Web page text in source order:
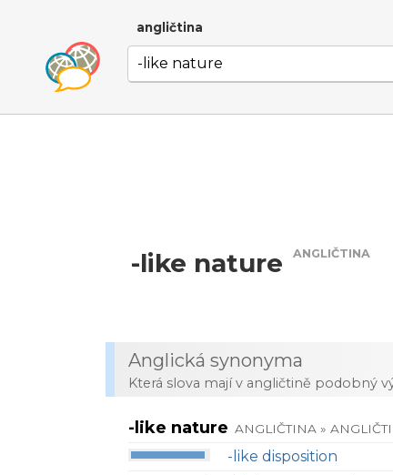
angličtina
-like nature ANGLIČTINA
Anglická synonyma
Která slova mají v angličtině podobný
-like nature ANGLIČTINA »
-like disposition